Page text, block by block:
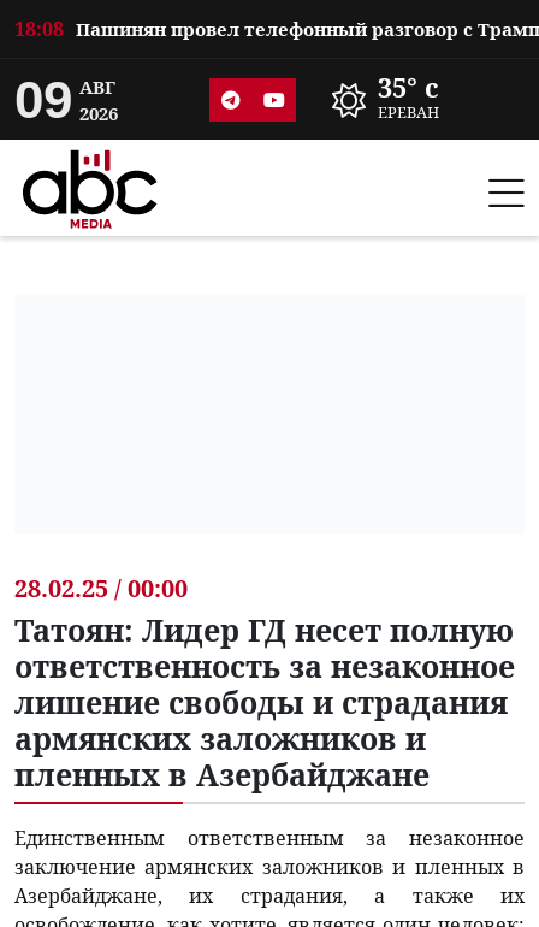
18:08
09 АВГ
2026
35° c
ЕРЕВАН
28.02.25 / 00:00
Татоян: Лидер ГД несет полную
ответственность за незаконное
лишение свободы и страдания
армянских заложников и
пленных в Азербайджане
Единственным ответственным за незаконное
заключение армянских заложников и пленных в
Азербайджане, их страдания, а также их